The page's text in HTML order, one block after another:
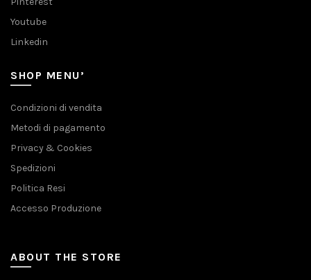
Youtube
Linkedin
SHOP MENU’
Condizioni di vendita
Metodi di pagamento
Privacy & Cookies
Spedizioni
Politica Resi
Accesso Produzione
ABOUT THE STORE